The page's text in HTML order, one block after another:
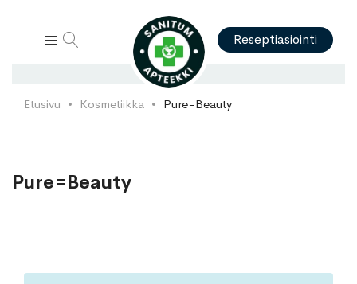
Reseptiasiointi
Etusivu Kosmetiikka Pure=Beauty
Pure=Beauty